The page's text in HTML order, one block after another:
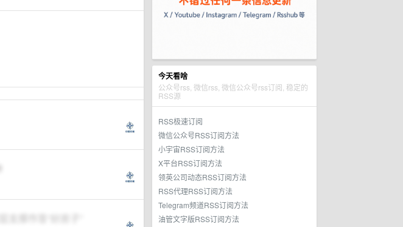
今天看啥
公众号rss, 微信rss, 微信公众号rss订阅, 稳定的
RSS源
RSS极速订阅
微信公众号RSS订阅方法
小宇宙RSS订阅方法
X平台RSS订阅方法
领英公司动态RSS订阅方法
RSS代理RSS订阅方法
Telegram频道RSS订阅方法
油管文字版RSS订阅方法